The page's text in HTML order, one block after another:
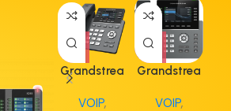
Grandstrea
m GRP2613
VOIP,
Grandstrea
VOIP,